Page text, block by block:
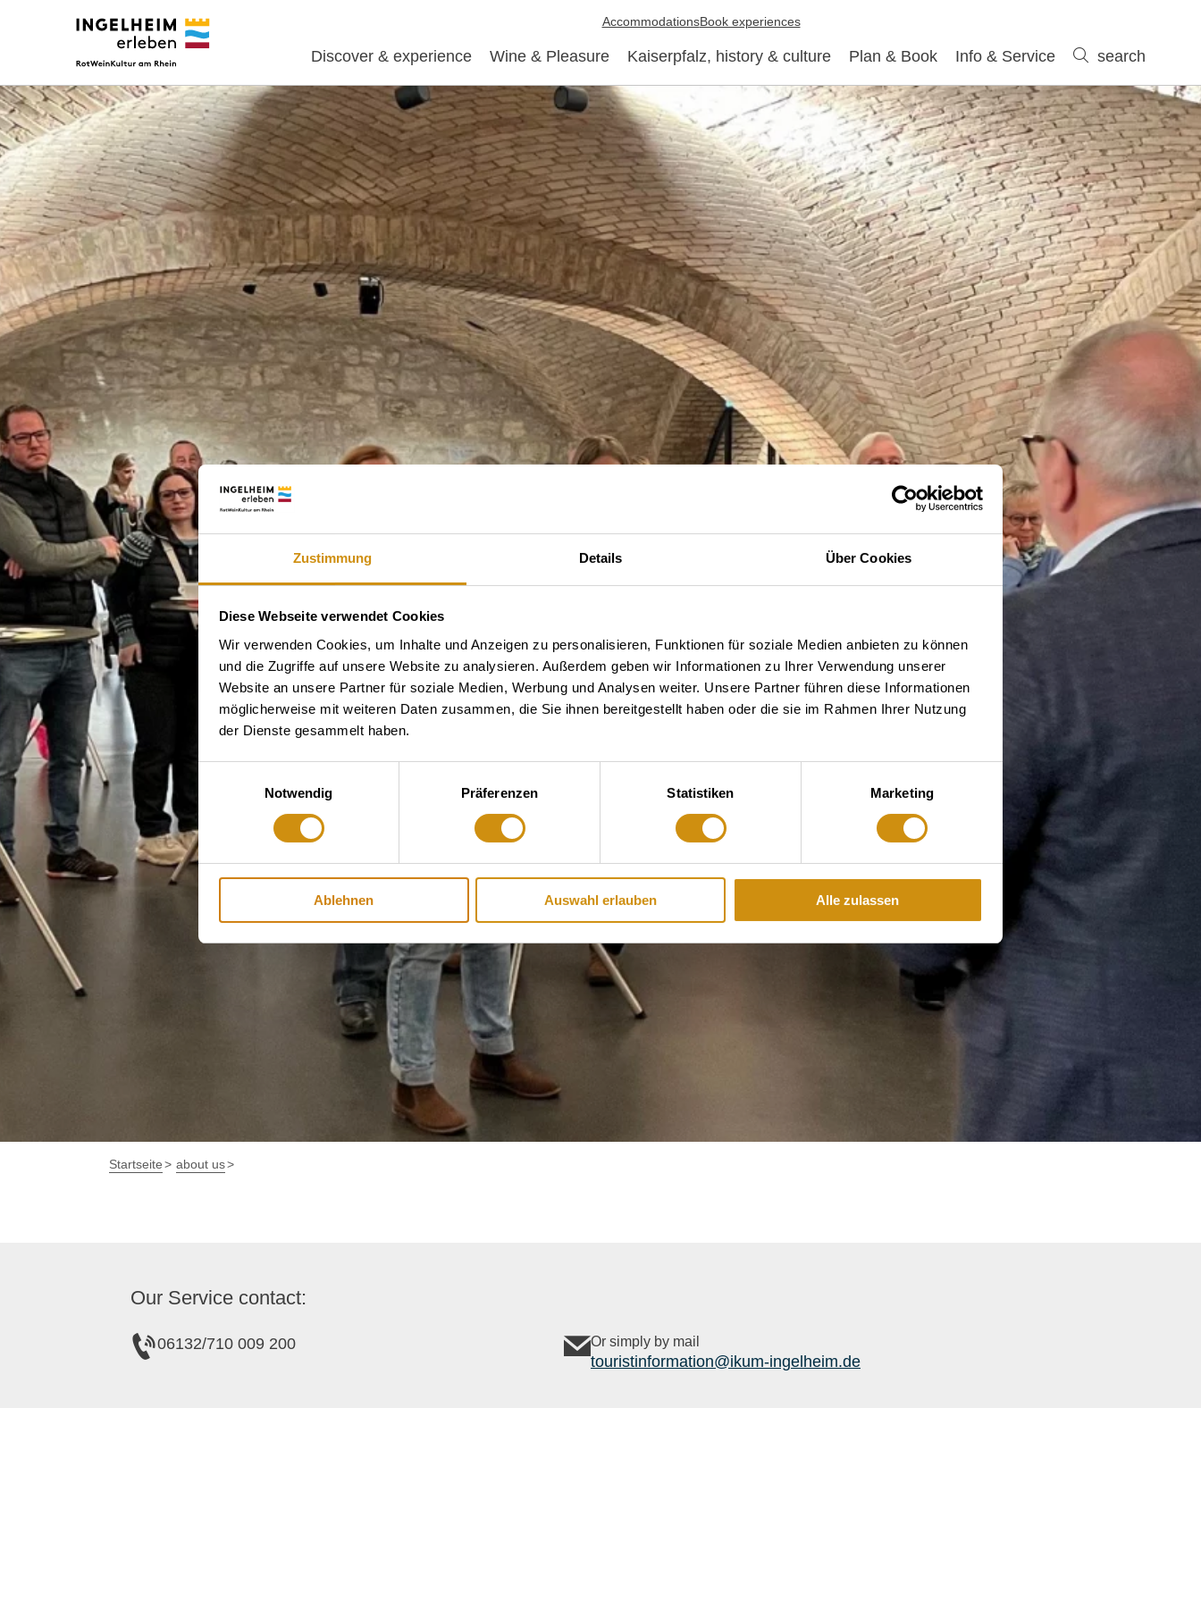
Zustimmung Details Über Cookies
Diese Webseite verwendet Cookies
Wir verwenden Cookies, um Inhalte und Anzeigen zu personalisieren, Funktionen für soziale Medien anbieten zu können
und die Zugriffe auf unsere Website zu analysieren. Außerdem geben wir Informationen zu Ihrer Verwendung unserer
Website an unsere Partner für soziale Medien, Werbung und Analysen weiter. Unsere Partner führen diese Informationen
möglicherweise mit weiteren Daten zusammen, die Sie ihnen bereitgestellt haben oder die sie im Rahmen Ihrer Nutzung
der Dienste gesammelt haben.
Notwendig
Präferenzen Statistiken Marketing
Ablehnen Auswahl erlauben Alle zulassen
search
Discover & experience Wine & Pleasure Kaiserpfalz, history & culture Plan & Book Info & Service search
AccommodationsBook experiences
Startseite about us
Our Service contact:
06132/710 009 200 Or simply by mail
touristinformation@ikum-ingelheim.de